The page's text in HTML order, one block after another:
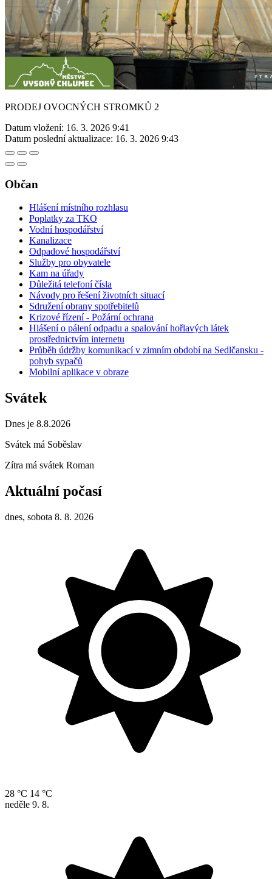
PRODEJ OVOCNÝCH STROMKŮ 2
Datum vložení: 16. 3. 2026 9:41
Datum poslední aktualizace: 16. 3. 2026 9:43
Občan
Hlášení místního rozhlasu
Poplatky za TKO
Vodní hospodářství
Kanalizace
Odpadové hospodářství
Služby pro obyvatele
Kam na úřady
Důležitá telefoní čísla
Návody pro řešení životních situací
Sdružení obrany spotřebitelů
Krizové řízení - Požární ochrana
Hlášení o pálení odpadu a spalování hořlavých látek
prostřednictvím internetu
Průběh údržby komunikací v zimním období na Sedlčansku -
pohyb sypačů
Mobilní aplikace v obraze
Svátek
Dnes je 8.8.2026
Svátek má Soběslav
Zítra má svátek Roman
Aktuální počasí
dnes, sobota 8. 8. 2026
28 °C 14 °C
neděle 9. 8.